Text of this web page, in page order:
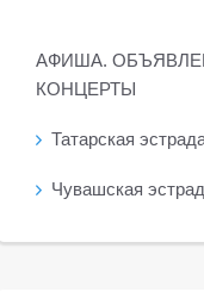
АФИША.
КОНЦЕРТЫ
Татарская
Чувашская